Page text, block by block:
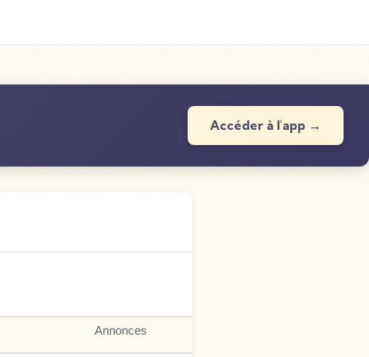
Accéder à l'app →
Annonces